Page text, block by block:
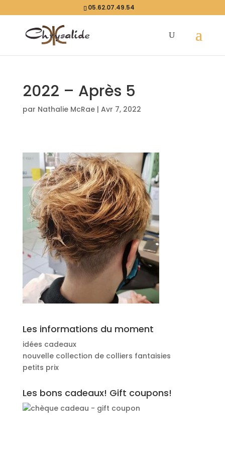
05.62.07.49.54
2022 – Après 5
par Nathalie McRae| Avr 7, 2022
Les informations du moment
idées cadeaux
nouvelle collection de colliers fantaisies
petits prix
Les bons cadeaux! Gift coupons!